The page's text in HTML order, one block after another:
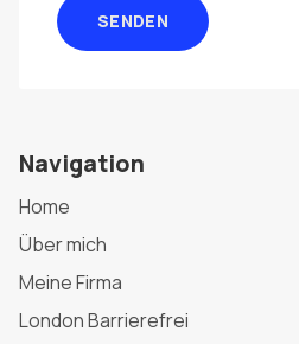
SENDEN
Navigation
Home
Über mich
Meine Firma
London Barrierefrei